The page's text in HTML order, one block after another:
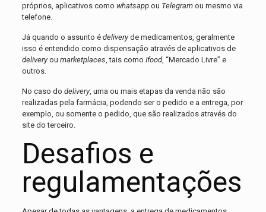
próprios, aplicativos como whatsappou Telegramou mesmo via
telefone.
Já quando o assunto é deliveryde medicamentos, geralmente
isso é entendido como dispensação através de aplicativos de
deliveryou marketplaces, tais como Ifood, “Mercado Livre” e
outros.
No caso do delivery, uma ou mais etapas da venda não são
realizadas pela farmácia, podendo ser o pedido e a entrega, por
exemplo, ou somente o pedido, que são realizados através do
site do terceiro.
Desafios e
regulamentações